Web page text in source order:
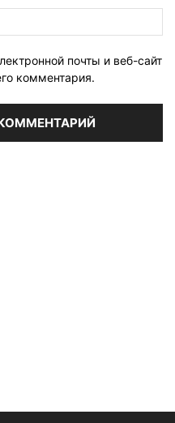
почты и веб-сайт
комментария.